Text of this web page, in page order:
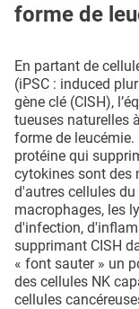
forme de
En partant de
(iPSC : induced
gène clé (CISH),
tueuses naturelles
forme de leucémie.
protéine qui
cytokines sont des
d'autres cellules
macrophages, les
d'infection,
supprimant CISH
« font sauter » un
des cellules NK
cellules